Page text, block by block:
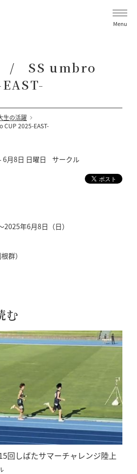
Menu
/ SS umbro
生の活躍
2025-EAST-
月8日 日曜日 サークル
年6月8日（日）
群）
む
しばたサマーチャレンジ陸上